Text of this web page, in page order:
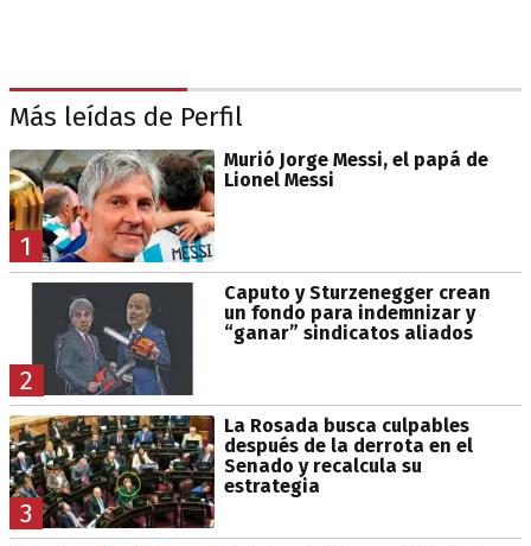
Más leídas de Perfil
1
Murió Jorge Messi, el papá de
Lionel Messi
2
Caputo y Sturzenegger crean
un fondo para indemnizar y
“ganar” sindicatos aliados
3
La Rosada busca culpables
después de la derrota en el
Senado y recalcula su
estrategia